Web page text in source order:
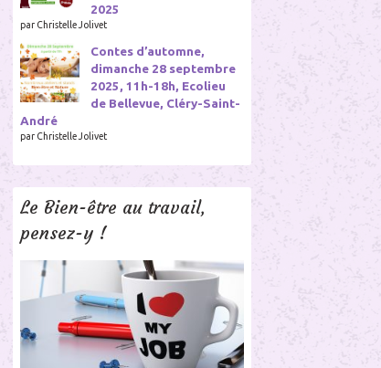
2025
par Christelle Jolivet
Contes d’automne,
dimanche 28 septembre
2025, 11h-18h, Ecolieu
de Bellevue, Cléry-Saint-
André
par Christelle Jolivet
Le Bien-être au travail,
pensez-y !